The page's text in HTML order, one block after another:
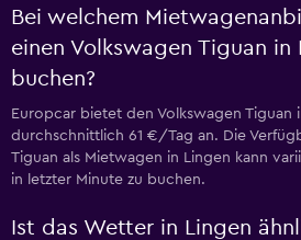
Bei welchem
einen Volkswagen Tiguan in
buchen?
Europcar bietet den Volkswagen Tiguan
durchschnittlich 61 €/Tag an. Die
Tiguan als Mietwagen in Lingen kann
in letzter Minute zu buchen.
Ist das Wetter in Lingen